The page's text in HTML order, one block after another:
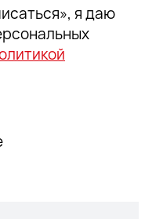
я даю